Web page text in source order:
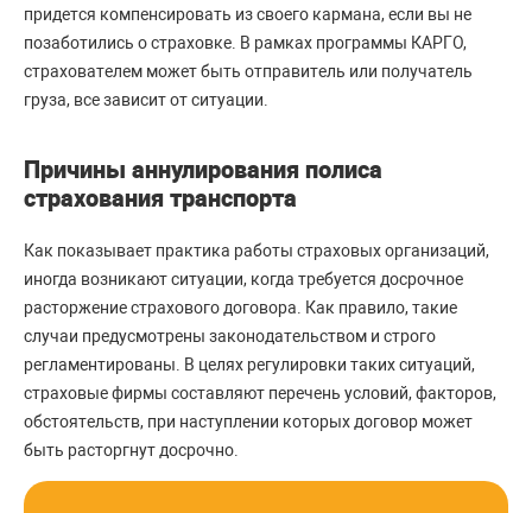
придется компенсировать из своего кармана, если вы не
позаботились о страховке. В рамках программы КАРГО,
страхователем может быть отправитель или получатель
груза, все зависит от ситуации.
Причины аннулирования полиса
страхования транспорта
Как показывает практика работы страховых организаций,
иногда возникают ситуации, когда требуется досрочное
расторжение страхового договора. Как правило, такие
случаи предусмотрены законодательством и строго
регламентированы. В целях регулировки таких ситуаций,
страховые фирмы составляют перечень условий, факторов,
обстоятельств, при наступлении которых договор может
быть расторгнут досрочно.